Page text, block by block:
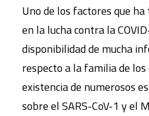
Uno de los factores que
en la lucha contra la
disponibilidad de mucha
respecto a la familia de
existencia de numerosos
sobre el SARS-CoV-1 y el